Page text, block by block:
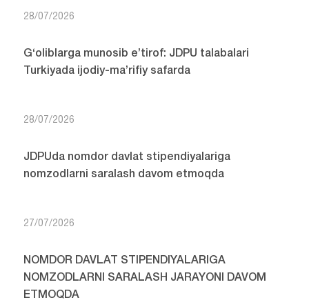
28/07/2026
G‘oliblarga munosib e’tirof: JDPU talabalari
Turkiyada ijodiy-ma’rifiy safarda
28/07/2026
JDPUda nomdor davlat stipendiyalariga
nomzodlarni saralash davom etmoqda
27/07/2026
NOMDOR DAVLAT STIPENDIYALARIGA
NOMZODLARNI SARALASH JARAYONI DAVOM
ETMOQDA